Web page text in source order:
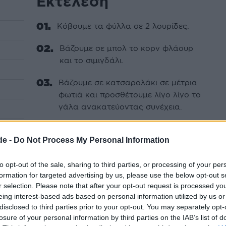
- Do Not Process My Personal Information
opt-out of the sale, sharing to third parties, or processing of your
for targeted advertising by us, please use the below opt-out
selection. Please note that after your opt-out request is processed
interest-based ads based on personal information utilized by us
to third parties prior to your opt-out. You may separately
of your personal information by third parties on the IAB’s list of
Κόβουµε τα φύλλα σε 2 λουρίδες.
Βάζουµε σε µπολ το κορν φλάουρ
και το σιµιγδάλι.
Βάζουµε σε κατσαρολάκι σε µέτρια
φωτιά και προσθέτουµε λίγο λίγο το
γάλα ανακατεύοντας συνέχεια.
αφήνουµε να σιγοβράσει για 3
Προσθέτουµε το µέλι και το ταχίνι.
Αφήνουµε να κρυώσει.
Αλείφουµε 3 λώριδες µε βούτυρο,